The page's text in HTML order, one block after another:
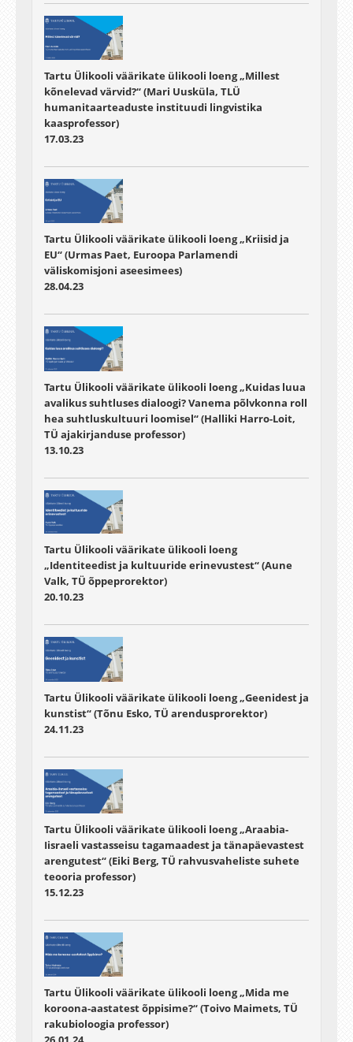
Tartu Ülikooli väärikate ülikooli loeng „Millest
kõnelevad värvid?“ (Mari Uusküla, TLÜ
humanitaarteaduste instituudi lingvistika
kaasprofessor)
17.03.23
Tartu Ülikooli väärikate ülikooli loeng „Kriisid ja
EU“ (Urmas Paet, Euroopa Parlamendi
väliskomisjoni aseesimees)
28.04.23
Tartu Ülikooli väärikate ülikooli loeng „Kuidas luua
avalikus suhtluses dialoogi? Vanema põlvkonna roll
hea suhtluskultuuri loomisel“ (Halliki Harro-Loit,
TÜ ajakirjanduse professor)
13.10.23
Tartu Ülikooli väärikate ülikooli loeng
„Identiteedist ja kultuuride erinevustest“ (Aune
Valk, TÜ õppeprorektor)
20.10.23
Tartu Ülikooli väärikate ülikooli loeng „Geenidest ja
kunstist“ (Tõnu Esko, TÜ arendusprorektor)
24.11.23
Tartu Ülikooli väärikate ülikooli loeng „Araabia-
Iisraeli vastasseisu tagamaadest ja tänapäevastest
arengutest“ (Eiki Berg, TÜ rahvusvaheliste suhete
teooria professor)
15.12.23
Tartu Ülikooli väärikate ülikooli loeng „Mida me
koroona-aastatest õppisime?“ (Toivo Maimets, TÜ
rakubioloogia professor)